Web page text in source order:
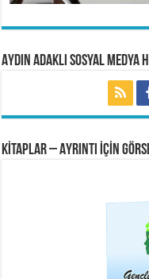
Aydın Adaklı Sosyal Medya
KİTAPLAR – AYRINTI İÇİN